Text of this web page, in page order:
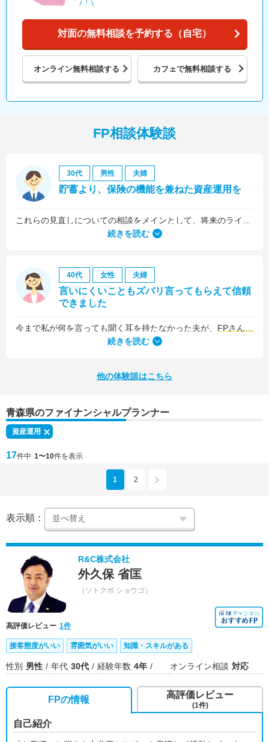
対面の無料相談を予約する（自宅）
オンライン無料相談する カフェで無料相談する
FP相談体験談
30代 男性 夫婦
貯蓄より、保険の機能を兼ねた資産運用を
続きを読む
40代 女性 夫婦
言いにくいこともズバリ言ってもらえて信頼
できました
今まで私が何を言っても聞く耳を持たなかった夫が、 FPさんの提案はプロの意見として素直に聞き入れてくれました
続きを読む
他の体験談はこちら
青森県のファイナンシャルプランナー
資産運用
17件中 1〜10件を表示
1 2
表示順：
R&C株式会社
外久保 省匡
（ソトクボ ショウゴ）
高評価レビュー 1件
接客態度がいい 雰囲気がいい 知識・スキルがある
性別 男性 年代 30代 経験年数 4年 オンライン相談 対応
FPの情報
自己紹介
高評価レビュー
(1件)